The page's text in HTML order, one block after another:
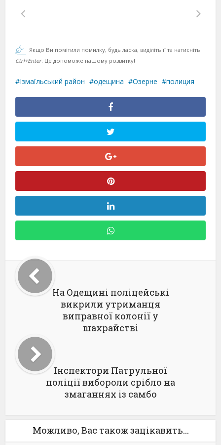
Якщо Ви помітили помилку, будь ласка, виділіть її та натисніть
Ctrl+Enter. Це допоможе нашому розвитку!
Ізмаїльський район одещина Озерне полиция
На Одещині поліцейські
викрили утриманця
виправної колонії у
шахрайстві
Інспектори Патрульної
поліції вибороли срібло на
змаганнях із самбо
Можливо, Вас також зацікавить...